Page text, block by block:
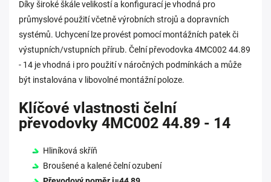
Díky široké škále velikostí a konfigurací je vhodná pro
průmyslové použití včetně výrobních strojů a dopravních
systémů. Uchycení lze provést pomocí montážních patek či
výstupních/vstupních přírub. Čelní převodovka 4MC002 44.89
- 14 je vhodná i pro použití v náročných podmínkách a může
být instalována v libovolné montážní poloze.
Klíčové vlastnosti čelní
převodovky 4MC002 44.89 - 14
Hliníková skříň
Broušené a kalené čelní ozubení